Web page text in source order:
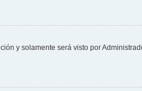
y solamente será visto por